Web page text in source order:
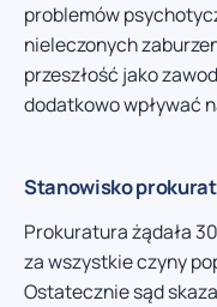
problemów
nieleczonych
przeszłość jako
dodatkowo wpływać
Stanowisko
Prokuratura żądała
za wszystkie czyny
Ostatecznie sąd